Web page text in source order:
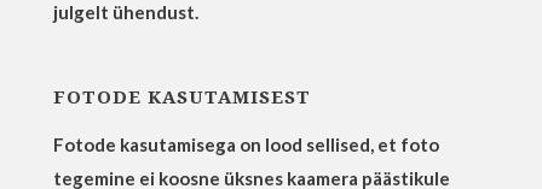
julgelt ühendust.
FOTODE KASUTAMISEST
Fotode kasutamisega on lood sellised, et foto
tegemine ei koosne üksnes kaamera päästikule